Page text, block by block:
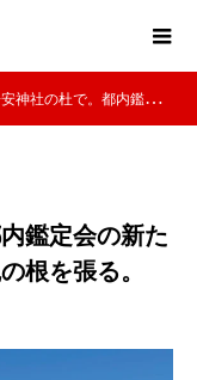
鑑定会の新たな挑戦、未知なる土地に魂の根を張る。
鑑定会の新た
根を張る。